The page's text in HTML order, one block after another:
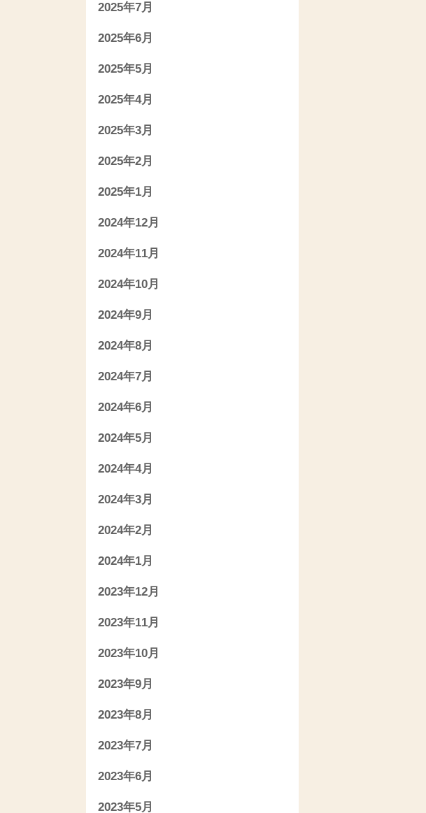
2025年7月
2025年6月
2025年5月
2025年4月
2025年3月
2025年2月
2025年1月
2024年12月
2024年11月
2024年10月
2024年9月
2024年8月
2024年7月
2024年6月
2024年5月
2024年4月
2024年3月
2024年2月
2024年1月
2023年12月
2023年11月
2023年10月
2023年9月
2023年8月
2023年7月
2023年6月
2023年5月